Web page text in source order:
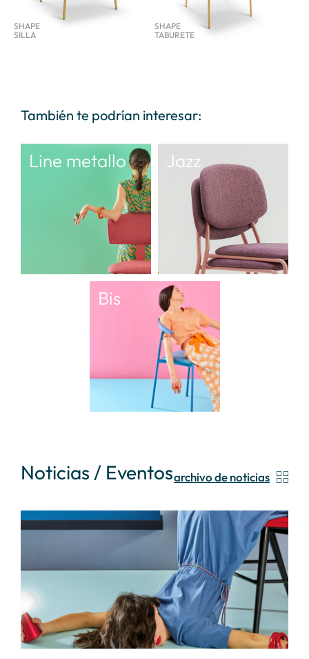
SHAPE
SILLA
SHAPE
TABURETE
También te podrían interesar:
Line metallo Jazz
Bis
Noticias / Eventosarchivo de noticias